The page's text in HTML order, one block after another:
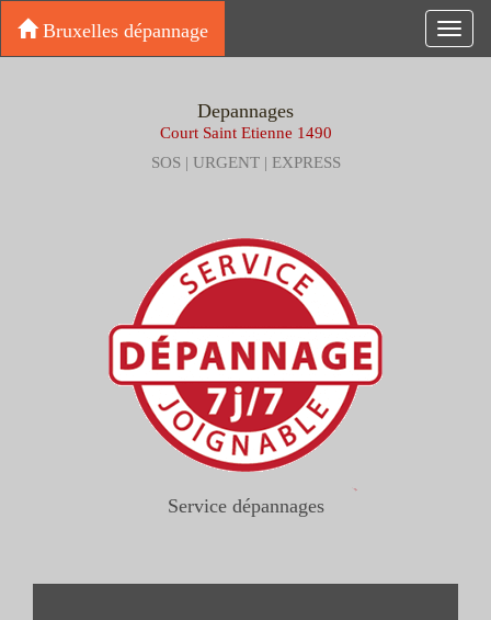
Bruxelles dépannage
Depannages
Court Saint Etienne 1490
SOS | URGENT | EXPRESS
Service dépannages